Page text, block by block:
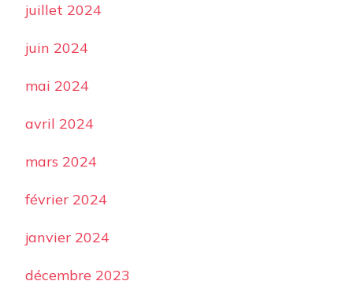
juillet 2024
juin 2024
mai 2024
avril 2024
mars 2024
février 2024
janvier 2024
décembre 2023